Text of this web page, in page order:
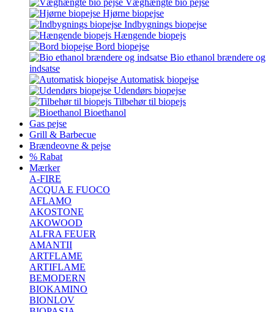
Hjørne biopejse
Indbygnings biopejse
Hængende biopejs
Bord biopejse
Bio ethanol brændere og
indsatse
Automatisk biopejse
Udendørs biopejse
Tilbehør til biopejs
Bioethanol
Gas pejse
Grill & Barbecue
Brændeovne & pejse
% Rabat
Mærker
A-FIRE
ACQUA E FUOCO
AFLAMO
AKOSTONE
AKOWOOD
ALFRA FEUER
AMANTII
ARTFLAME
ARTIFLAME
BEMODERN
BIOKAMINO
BIONLOV